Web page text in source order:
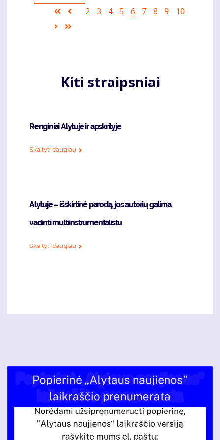
Pagination
First
page
Ankstesnis
Puslapis
2 Puslapis
3 Puslapis
4 Puslapis
5
Current
6 Puslapis
7 Puslapis
8 Puslapis
9 Puslapis
10
Sekantis
Kiti straipsniai
Renginiai Alytuje ir apskrityje
Skaityti daugiau
Alytuje – išskirtinė parodą, jos autorių galima
vadinti multiinstrumentalistu
Skaityti daugiau